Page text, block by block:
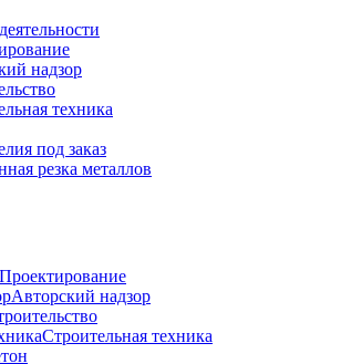
надзор
техника
под заказ
резка металлов
Проектирование
Авторский надзор
Строительная техника